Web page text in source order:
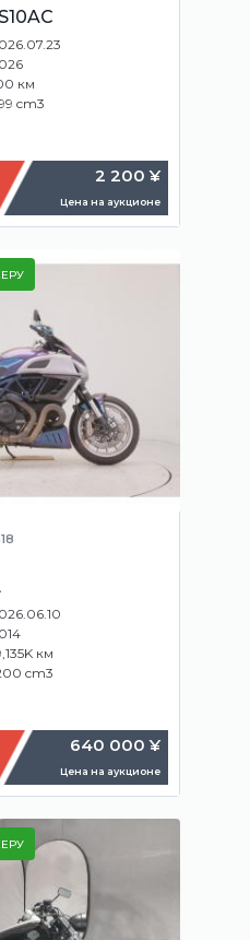
км
cm3
2 200 ¥
Цена на аукционе
км
cm3
640 000 ¥
Цена на аукционе